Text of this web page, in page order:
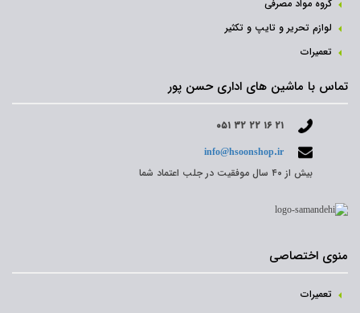
گروه مواد مصرفی
لوازم تحریر و تایپ و تکثیر
تعمیرات
تماس با ماشین های اداری حسن پور
۰۵۱ ۳۲ ۲۲ ۱۶ ۲۱
info@hsoonshop.ir
بیش از ۴۰ سال موفقیت در جلب اعتماد شما
منوی اختصاصی
تعمیرات